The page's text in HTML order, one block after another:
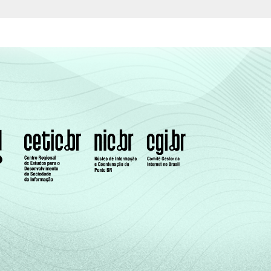
casa.
uma serie de utensílios domésticos,
Classe Sócio-Econômica específica (A,